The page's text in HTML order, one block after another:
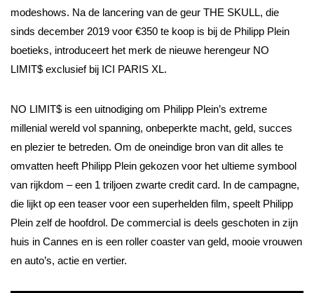
modeshows. Na de lancering van de geur THE SKULL, die
sinds december 2019 voor €350 te koop is bij de Philipp Plein
boetieks, introduceert het merk de nieuwe herengeur NO
LIMIT$ exclusief bij ICI PARIS XL.
NO LIMIT$ is een uitnodiging om Philipp Plein’s extreme
millenial wereld vol spanning, onbeperkte macht, geld, succes
en plezier te betreden. Om de oneindige bron van dit alles te
omvatten heeft Philipp Plein gekozen voor het ultieme symbool
van rijkdom – een 1 triljoen zwarte credit card. In de campagne,
die lijkt op een teaser voor een superhelden film, speelt Philipp
Plein zelf de hoofdrol. De commercial is deels geschoten in zijn
huis in Cannes en is een roller coaster van geld, mooie vrouwen
en auto’s, actie en vertier.